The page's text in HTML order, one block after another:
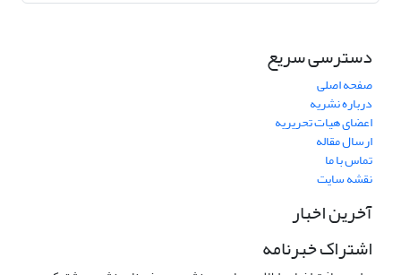
دسترسی سریع
صفحه اصلی
درباره نشریه
اعضای هیات تحریریه
ارسال مقاله
تماس با ما
نقشه سایت
آخرین اخبار
اشتراک خبرنامه